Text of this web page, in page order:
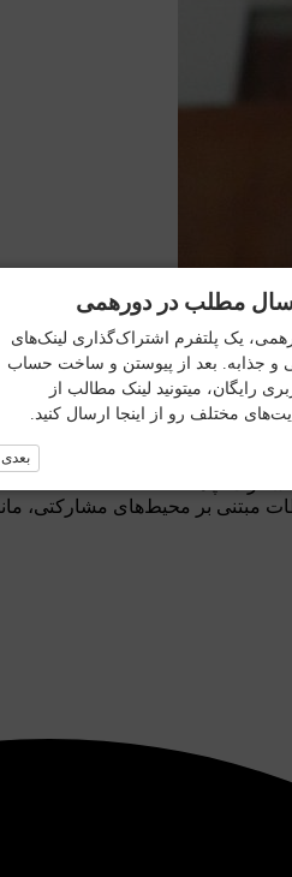
مبتنی بر محیط‌های مشارکتی،
مطلب در دورهمی
یک پلتفرم اشتراک‌گذاری لینک‌های
و جذابه. بعد از پیوستن و ساخت حساب
رایگان، میتونید لینک مطالب از
مختلف رو از اینجا ارسال کنید.
بعدی